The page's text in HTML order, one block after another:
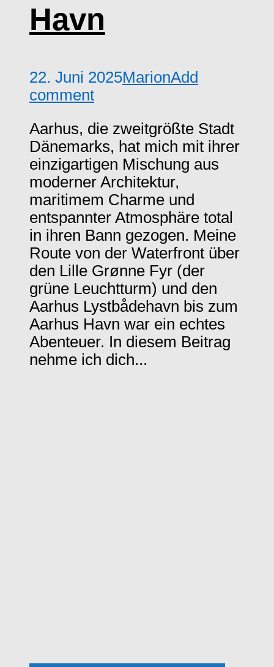
Havn
22. Juni 2025MarionAdd
comment
Aarhus, die zweitgrößte Stadt
Dänemarks, hat mich mit ihrer
einzigartigen Mischung aus
moderner Architektur,
maritimem Charme und
entspannter Atmosphäre total
in ihren Bann gezogen. Meine
Route von der Waterfront über
den Lille Grønne Fyr (der
grüne Leuchtturm) und den
Aarhus Lystbådehavn bis zum
Aarhus Havn war ein echtes
Abenteuer. In diesem Beitrag
nehme ich dich...